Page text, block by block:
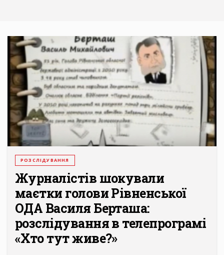
РОЗСЛІДУВАННЯ
Журналістів шокували
маєтки голови Рівненської
ОДА Василя Берташа:
розслідування в телепрограмі
«Хто тут живе?»